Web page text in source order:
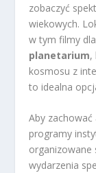
zobaczyć
wiekowych.
w tym filmy
planetarium,
kosmosu z
to idealna
Aby
programy
organizowane
wydarzenia